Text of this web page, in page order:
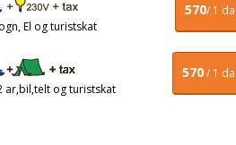
570/ 1
El og turistskat
570/ 1
ar,bil,telt og turistskat